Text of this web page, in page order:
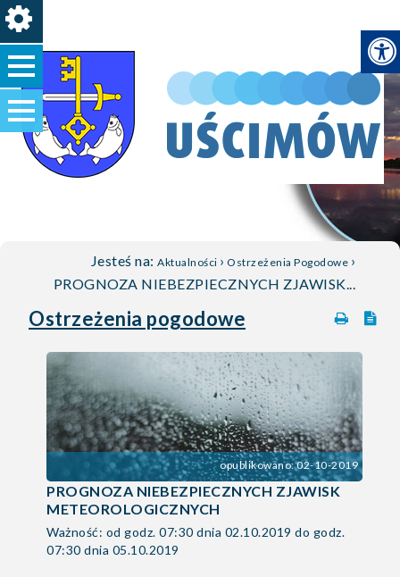
Jesteś na: Aktualności › Ostrzeżenia Pogodowe ›
PROGNOZA NIEBEZPIECZNYCH ZJAWISK...
Ostrzeżenia pogodowe
opublikowano: 02-10-2019
PROGNOZA NIEBEZPIECZNYCH ZJAWISK
METEOROLOGICZNYCH
Ważność: od godz. 07:30 dnia 02.10.2019 do godz.
07:30 dnia 05.10.2019